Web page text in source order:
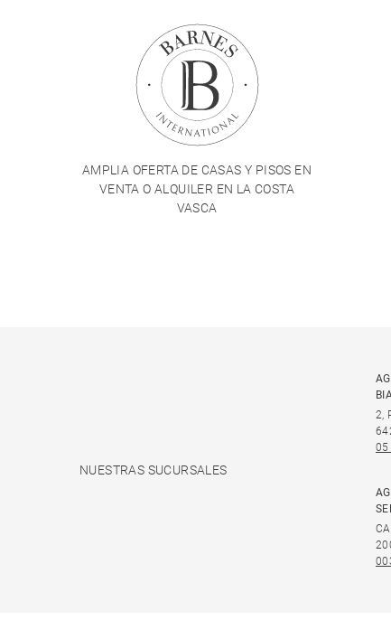
AMPLIA OFERTA DE CASAS Y PISOS EN
VENTA O ALQUILER EN LA COSTA
VASCA
NUESTRAS SUCURSALES
2,
05